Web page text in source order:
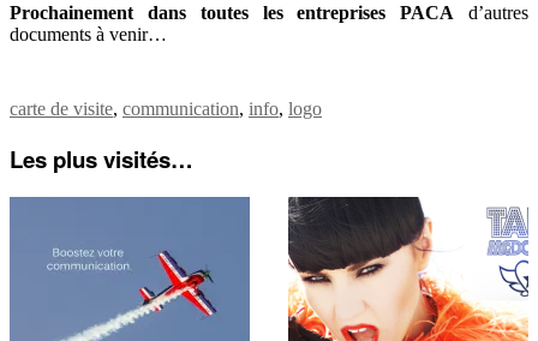
Prochainement dans toutes les entreprises PACA d’autres
documents à venir…
carte de visite, communication, info, logo
Les plus visités…